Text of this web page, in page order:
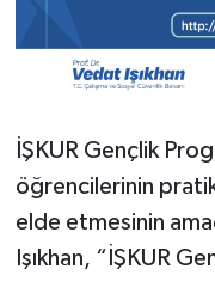
İŞKUR Gençlik
öğrencilerinin
elde etmesinin
Işıkhan, “İŞKUR